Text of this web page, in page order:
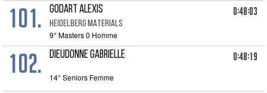
101. GODART ALEXIS
HEIDELBERG MATERIALS
0:48:03
9° Masters 0 Homme
102. DIEUDONNE GABRIELLE 0:48:19
14° Seniors Femme